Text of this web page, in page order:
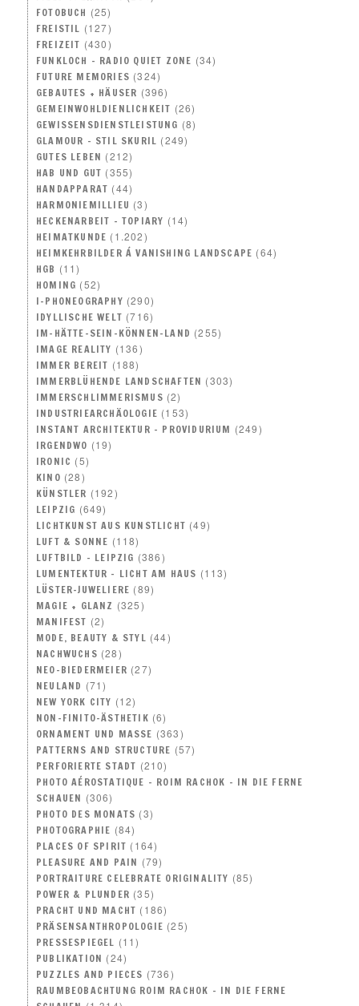
FOTOBUCH (25)
FREISTIL (127)
FREIZEIT (430)
FUNKLOCH – RADIO QUIET ZONE (34)
FUTURE MEMORIES (324)
GEBAUTES + HÄUSER (396)
GEMEINWOHLDIENLICHKEIT (26)
GEWISSENSDIENSTLEISTUNG (8)
GLAMOUR – STIL SKURIL (249)
GUTES LEBEN (212)
HAB UND GUT (355)
HANDAPPARAT (44)
HARMONIEMILLIEU (3)
HECKENARBEIT – TOPIARY (14)
HEIMATKUNDE (1.202)
HEIMKEHRBILDER Á VANISHING LANDSCAPE (64)
HGB (11)
HOMING (52)
I-PHONEOGRAPHY (290)
IDYLLISCHE WELT (716)
IM-HÄTTE-SEIN-KÖNNEN-LAND (255)
IMAGE REALITY (136)
IMMER BEREIT (188)
IMMERBLÜHENDE LANDSCHAFTEN (303)
IMMERSCHLIMMERISMUS (2)
INDUSTRIEARCHÄOLOGIE (153)
INSTANT ARCHITEKTUR – PROVIDURIUM (249)
IRGENDWO (19)
IRONIC (5)
KINO (28)
KÜNSTLER (192)
LEIPZIG (649)
LICHTKUNST AUS KUNSTLICHT (49)
LUFT & SONNE (118)
LUFTBILD – LEIPZIG (386)
LUMENTEKTUR – LICHT AM HAUS (113)
LÜSTER-JUWELIERE (89)
MAGIE + GLANZ (325)
MANIFEST (2)
MODE, BEAUTY & STYL (44)
NACHWUCHS (28)
NEO–BIEDERMEIER (27)
NEULAND (71)
NEW YORK CITY (12)
NON-FINITO-ÄSTHETIK (6)
ORNAMENT UND MASSE (363)
PATTERNS AND STRUCTURE (57)
PERFORIERTE STADT (210)
PHOTO AÉROSTATIQUE – ROIM RACHOK – IN DIE FERNE
SCHAUEN (306)
PHOTO DES MONATS (3)
PHOTOGRAPHIE (84)
PLACES OF SPIRIT (164)
PLEASURE AND PAIN (79)
PORTRAITURE CELEBRATE ORIGINALITY (85)
POWER & PLUNDER (35)
PRACHT UND MACHT (186)
PRÄSENSANTHROPOLOGIE (25)
PRESSESPIEGEL (11)
PUBLIKATION (24)
PUZZLES AND PIECES (736)
RAUMBEOBACHTUNG ROIM RACHOK – IN DIE FERNE